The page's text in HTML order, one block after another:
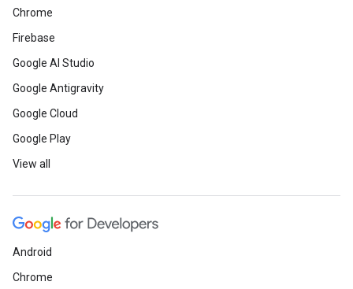
Chrome
Firebase
Google AI Studio
Google Antigravity
Google Cloud
Google Play
View all
Android
Chrome